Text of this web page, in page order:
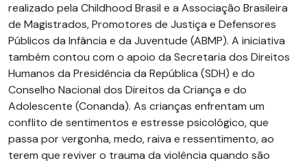
realizado pela Childhood Brasil e a Associação Brasileira
de Magistrados, Promotores de Justiça e Defensores
Públicos da Infância e da Juventude (ABMP). A iniciativa
também contou com o apoio da Secretaria dos Direitos
Humanos da Presidência da República (SDH) e do
Conselho Nacional dos Direitos da Criança e do
Adolescente (Conanda). As crianças enfrentam um
conflito de sentimentos e estresse psicológico, que
passa por vergonha, medo, raiva e ressentimento, ao
terem que reviver o trauma da violência quando são